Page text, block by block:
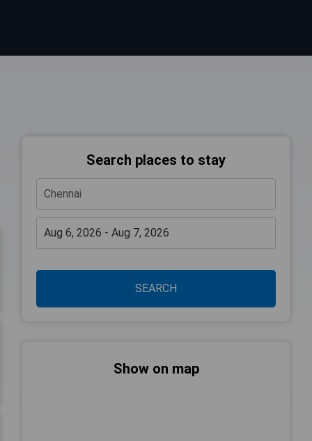
Search places to stay
SEARCH
Show on map